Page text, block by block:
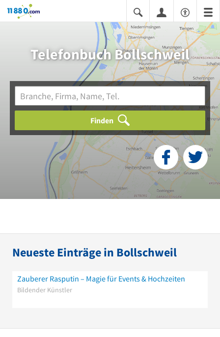
11880.com
Telefonbuch Bollschweil
Finden
Neueste Einträge in Bollschweil
Zauberer Rasputin – Magie für Events & Hochzeiten
Bildender Künstler